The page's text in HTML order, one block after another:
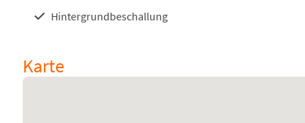
Hintergrundbeschallung
Karte